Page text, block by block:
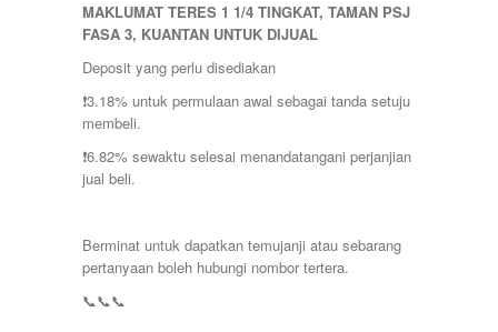
MAKLUMAT TERES 1 1/4 TINGKAT, TAMAN PSJ
FASA 3, KUANTAN UNTUK DIJUAL
Deposit yang perlu disediakan
❗️3.18% untuk permulaan awal sebagai tanda setuju
membeli.
❗️6.82% sewaktu selesai menandatangani perjanjian
jual beli.
Berminat untuk dapatkan temujanji atau sebarang
pertanyaan boleh hubungi nombor tertera.
📞📞📞